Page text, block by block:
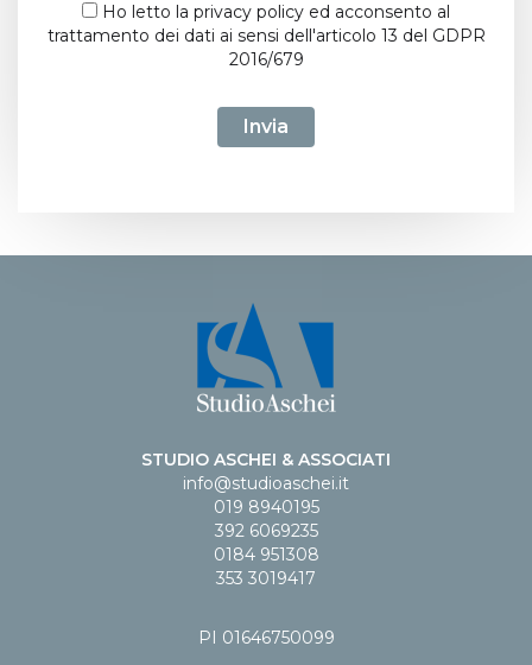
Ho letto la privacy policy ed acconsento al
trattamento dei dati ai sensi dell'articolo 13 del GDPR
2016/679
Invia
STUDIO ASCHEI & ASSOCIATI
info@studioaschei.it
019 8940195
392 6069235
0184 951308
353 3019417
PI 01646750099